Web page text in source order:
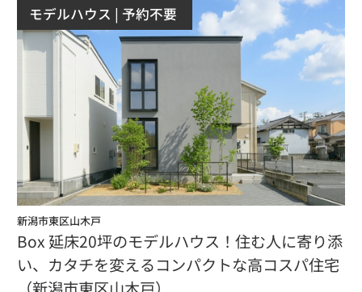
モデルハウス | 予約不要
新潟市東区山木戸
Box 延床20坪のモデルハウス！住む人に寄り添
い、カタチを変えるコンパクトな高コスパ住宅